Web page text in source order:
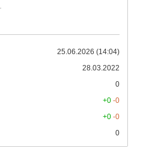
25.06.2026 (14:04)
28.03.2022
0
+0 -0
+0 -0
0